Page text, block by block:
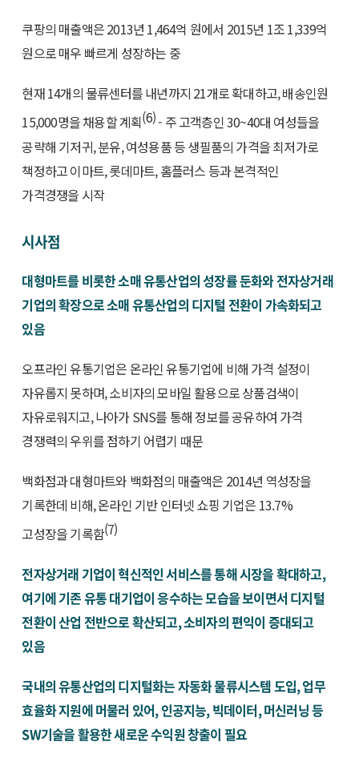
쿠팡의 매출액은 2013년 1,464억 원에서 2015년 1조 1,339억
원으로 매우 빠르게 성장하는 중
현재 14개의 물류센터를 내년까지 21개로 확대하고, 배송인원
15,000명을 채용할 계획(6)- 주 고객층인 30~40대 여성들을
공략해 기저귀, 분유, 여성용품 등 생필품의 가격을 최저가로
책정하고 이마트, 롯데마트, 홈플러스 등과 본격적인
가격경쟁을 시작
시사점
대형마트를 비롯한 소매 유통산업의 성장률 둔화와 전자상거래
기업의 확장으로 소매 유통산업의 디지털 전환이 가속화되고
있음
오프라인 유통기업은 온라인 유통기업에 비해 가격 설정이
자유롭지 못하며, 소비자의 모바일 활용으로 상품검색이
자유로워지고, 나아가 SNS를 통해 정보를 공유하여 가격
경쟁력의 우위를 점하기 어렵기 때문
백화점과 대형마트와 백화점의 매출액은 2014년 역성장을
기록한데 비해, 온라인 기반 인터넷 쇼핑 기업은 13.7%
고성장을 기록함(7)
전자상거래 기업이 혁신적인 서비스를 통해 시장을 확대하고,
여기에 기존 유통 대기업이 응수하는 모습을 보이면서 디지털
전환이 산업 전반으로 확산되고, 소비자의 편익이 증대되고
있음
국내의 유통산업의 디지털화는 자동화 물류시스템 도입, 업무
효율화 지원에 머물러 있어, 인공지능, 빅데이터, 머신러닝 등
SW기술을 활용한 새로운 수익원 창출이 필요